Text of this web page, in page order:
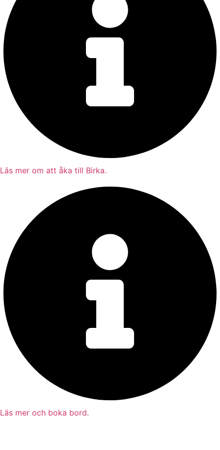
Läs mer om att åka till Birka.
Läs mer och boka bord.